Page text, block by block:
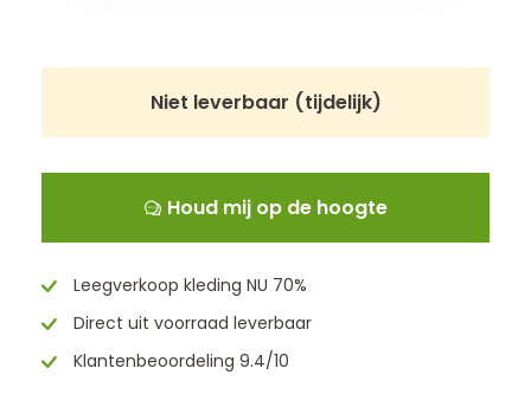
Niet leverbaar (tijdelijk)
Houd mij op de hoogte
Leegverkoop kleding NU 70%
Direct uit voorraad leverbaar
Klantenbeoordeling 9.4/10